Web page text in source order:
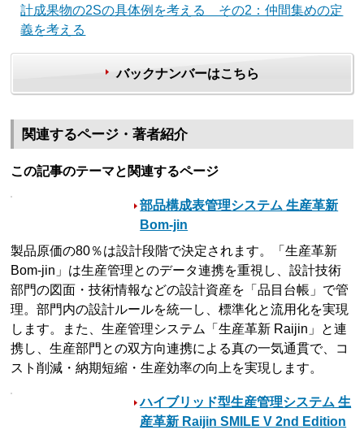
計成果物の2Sの具体例を考える その2：仲間集めの定
義を考える
バックナンバーはこちら
関連するページ・著者紹介
この記事のテーマと関連するページ
部品構成表管理システム 生産革新
Bom-jin
製品原価の80％は設計段階で決定されます。「生産革新
Bom-jin」は生産管理とのデータ連携を重視し、設計技術
部門の図面・技術情報などの設計資産を「品目台帳」で管
理。部門内の設計ルールを統一し、標準化と流用化を実現
します。また、生産管理システム「生産革新 Raijin」と連
携し、生産部門との双方向連携による真の一気通貫で、コ
スト削減・納期短縮・生産効率の向上を実現します。
ハイブリッド型生産管理システム 生
産革新 Raijin SMILE V 2nd Edition